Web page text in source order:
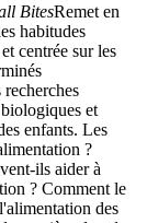
BitesRemet en
habitudes
centrée sur les
et
enfants. Les
?
ils aider à
? Comment le
des